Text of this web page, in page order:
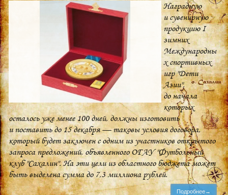
Наградную
и сувенирную
продукцию I
зимних
Международны
х спортивных
игр "Дети
Азии",
до начала
которых
осталось уже менее 100 дней, должны изготовить
и поставить до 15 декабря — таковы условия договора,
который будет заключен с одним из участников открытого
запроса предложений, объявленного ОГАУ "Футбольный
клуб "Сахалин". На эти цели из областного бюджета может
быть выделена сумма до 7,3 миллиона рублей.
Подробнее→